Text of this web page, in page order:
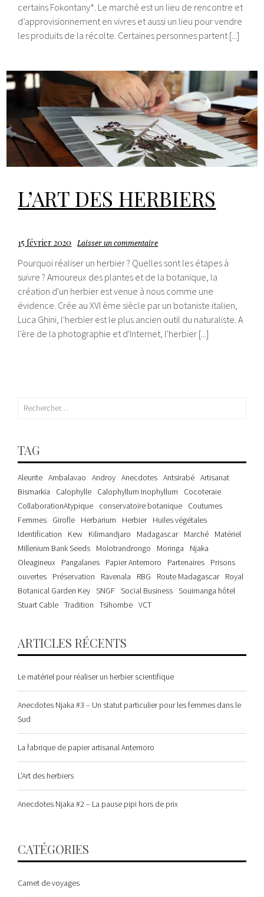
certains Fokontany*. Le marché est un lieu de rencontre et
d’approvisionnement en vivres et aussi un lieu pour vendre
les produits de la récolte. Certaines personnes partent [...]
L’ART DES HERBIERS
15 février 2020 Laisser un commentaire
Pourquoi réaliser un herbier ? Quelles sont les étapes à
suivre ? Amoureux des plantes et de la botanique, la
création d'un herbier est venue à nous comme une
évidence. Crée au XVI ème siècle par un botaniste italien,
Luca Ghini, l'herbier est le plus ancien outil du naturaliste. A
l'ère de la photographie et d'Internet, l'herbier [...]
Rechercher :
TAG
Aleurite Ambalavao Androy Anecdotes Antsirabé Artisanat
Bismarkia
Calophylle Calophyllum Inophyllum
Cocoteraie
CollaborationAtypique
conservatoire botanique
Coutumes
Femmes
Girofle Herbarium Herbier Huiles végétales
Identification
Kew Kilimandjaro Madagascar Marché
Matériel
Millenium Bank Seeds
Molotrandrongo Moringa
Njaka
Oleagineux
Pangalanes Papier Antemoro Partenaires
Prisons
ouvertes
Préservation Ravenala RBG Route Madagascar Royal
Botanical Garden Key SNGF Social Business Souimanga hôtel
Stuart Cable Tradition Tsihombe VCT
ARTICLES RÉCENTS
Le matériel pour réaliser un herbier scientifique
Anecdotes Njaka #3 – Un statut particulier pour les femmes dans le
Sud
La fabrique de papier artisanal Antemoro
L’Art des herbiers
Anecdotes Njaka #2 – La pause pipi hors de prix
CATÉGORIES
Carnet de voyages